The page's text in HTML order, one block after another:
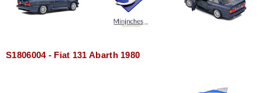
S1806004 - Fiat 131 Abarth 1980